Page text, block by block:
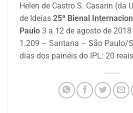
Helen de Castro S. Casarin (da
de Ideias 25ª Bienal
Paulo 3 a 12 de agosto de 2018
1.209 – Santana – São Paulo/
dias dos painéis do IPL: 20